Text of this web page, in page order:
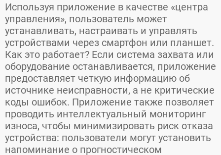
Используя приложение в качестве «центра
управления», пользователь может
устанавливать, настраивать и управлять
устройствами через смартфон или планшет.
Как это работает? Если система захвата или
оборудование останавливается, приложение
предоставляет четкую информацию об
источнике неисправности, а не критические
коды ошибок. Приложение также позволяет
проводить интеллектуальный мониторинг
износа, чтобы минимизировать риск отказа
устройства: пользователи могут установить
напоминание о прогностическом